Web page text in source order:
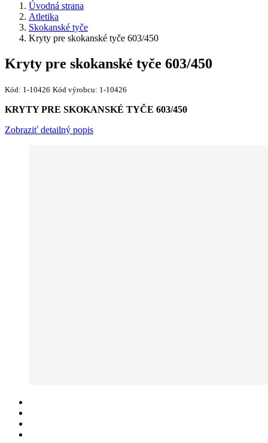
Úvodná strana
Atletika
Skokanské tyče
Kryty pre skokanské tyče 603/450
Kryty pre skokanské tyče 603/450
Kód: 1-10426 Kód výrobcu: 1-10426
KRYTY PRE SKOKANSKÉ TYČE 603/450
Zobraziť detailný popis